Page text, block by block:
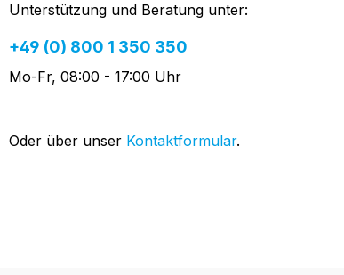
Unterstützung und Beratung unter:
+49 (0) 800 1 350 350
Mo-Fr, 08:00 - 17:00 Uhr
Oder über unser Kontaktformular.